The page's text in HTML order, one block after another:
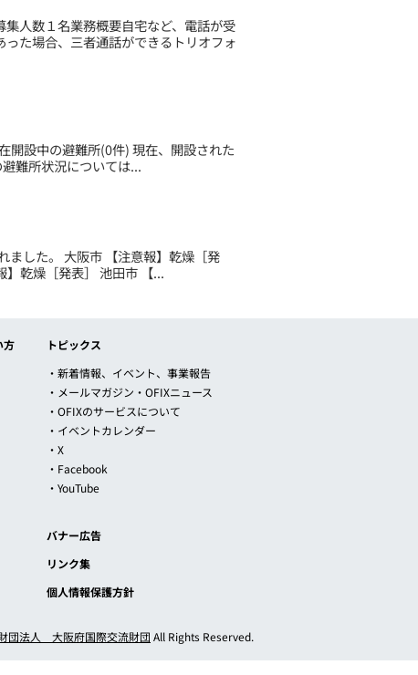
人数１名業務概要自宅など、電話が受
た場合、三者通話ができるトリオフォ
設中の避難所(0件) 現在、開設された
難所状況については...
ました。 大阪市 【注意報】乾燥［発
乾燥［発表］ 池田市 【...
方
トピックス
・新着情報、イベント、事業報告
・メールマガジン・OFIXニュース
・OFIXのサービスについて
・イベントカレンダー
・X
・Facebook
・YouTube
バナー広告
リンク集
個人情報保護方針
団法人 大阪府国際交流財団 All Rights Reserved.